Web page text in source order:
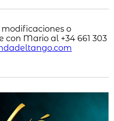
modificaciones o
Mario al +34 661 303